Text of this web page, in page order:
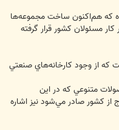
كه هم‌اكنون ساخت مجموعه‌ها
مسئولان كشور قرار گرفته
كه از وجود كارخانه‌هاي صنعتي
متنوعي كه در اين
از كشور صادر مي‌شود نيز اشاره